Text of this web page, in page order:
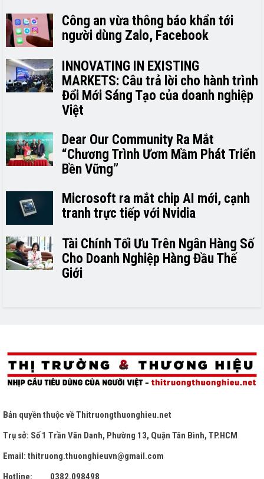
Công an vừa thông báo khẩn tới
người dùng Zalo, Facebook
INNOVATING IN EXISTING
MARKETS: Câu trả lời cho hành trình
Đổi Mới Sáng Tạo của doanh nghiệp
Việt
Dear Our Community Ra Mắt
“Chương Trình Ươm Mầm Phát Triển
Bền Vững”
Microsoft ra mắt chip AI mới, cạnh
tranh trực tiếp với Nvidia
Tài Chính Tối Ưu Trên Ngân Hàng Số
Cho Doanh Nghiệp Hàng Đầu Thế
Giới
Bản quyền thuộc vềThitruongthuonghieu.net
Trụ sở: Số 1 Trần Văn Danh, Phường 13, Quận Tân Bình, TP.HCM
Email: thitruong.thuonghieuvn@gmail.com
Hotline: 0382.098498